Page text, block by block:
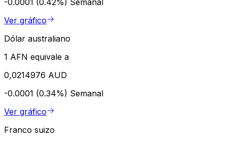
-0.0001 (0.42%) Semanal
Ver gráfico
Dólar australiano
1 AFN equivale a
0,0214976 AUD
-0.0001 (0.34%) Semanal
Ver gráfico
Franco suizo